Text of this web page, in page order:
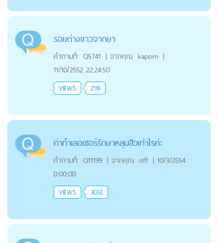
รอยด่างขาวจากยา
คำถามที่: Q5741 | จากคุณ kapom |
11/10/2552 22:24:50
VIEWS 2118
ค่าทำเลอเซอร์รักษาหลุมสิวเท่าไรค่ะ
คำถามที่: Q11199 | จากคุณ off | 10/3/2554
0:00:00
VIEWS 3032